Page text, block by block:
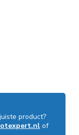
product?
of